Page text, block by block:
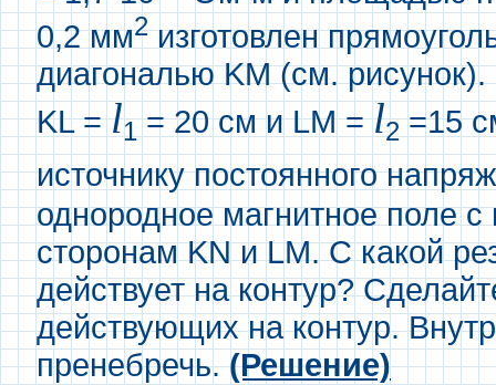
0,2 мм2изготовлен
диагональю KM (см.
KL =l1= 20 см и LM =l2=15
источнику постоянного
однородное магнитное поле
сторонам KN и LM. С какой
действует на контур?
действующих на контур.
пренебречь.(Решение)